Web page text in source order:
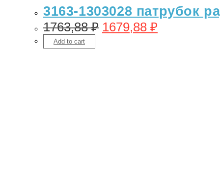
3163-1303028 патрубок
1763,88₽ 1679,88 ₽
Add to cart